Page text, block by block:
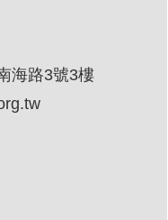
海路3號3樓